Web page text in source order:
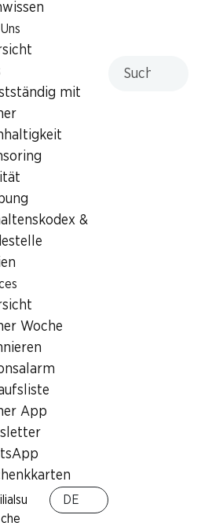
mit
&
Woche
App
che
DE
mit Post - / M-Card